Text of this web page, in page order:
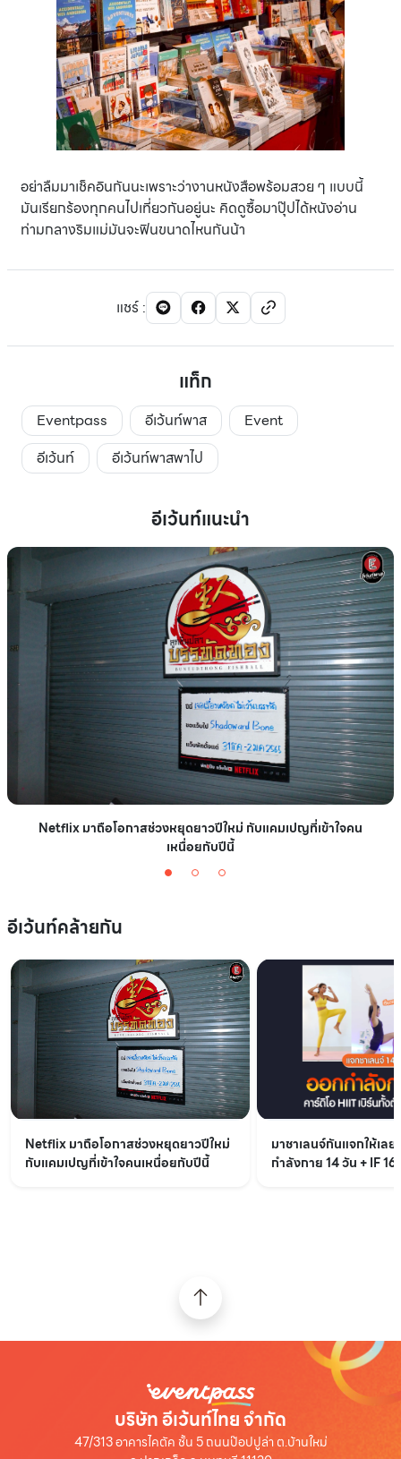
อย่าลืมมาเช็คอินกันนะเพราะว่างานหนังสือพร้อมสวย ๆ แบบนี้
มันเรียกร้องทุกคนไปเที่ยวกันอยู่นะ คิดดูซื้อมาปุ๊ปได้หนังอ่าน
ท่ามกลางริมแม่มันจะฟินขนาดไหนกันน้า
แชร์:
แท็ก
Eventpass อีเว้นท์พาส
Event
อีเว้นท์
อีเว้นท์พาสพาไป
อีเว้นท์แนะนำ
Netflix มาถือโอกาสช่วงหยุดยาวปีใหม่ กับแคมเปญที่เข้าใจคน
เหนื่อยกับปีนี้
อีเว้นท์คล้ายกัน
Netflix มาถือโอกาสช่วงหยุดยาวปีใหม่
กับแคมเปญที่เข้าใจคนเหนื่อยกับปีนี้
มาชาเลนจ์กันแจกให้เล
กำลังกาย 14 วัน + IF
บริษัท อีเว้นท์ไทย จำกัด
47/313 อาคารไคตัค ชั้น 5 ถนนป๊อปปูล่า ต.บ้านใหม่